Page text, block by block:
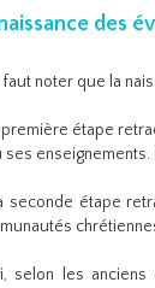
des
faut noter que la
première étape
ses
seconde étape
selon les